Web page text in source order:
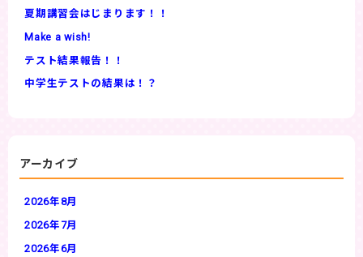
夏期講習会はじまります！！
Make a wish!
テスト結果報告！！
中学生テストの結果は！？
アーカイブ
2026年8月
2026年7月
2026年6月